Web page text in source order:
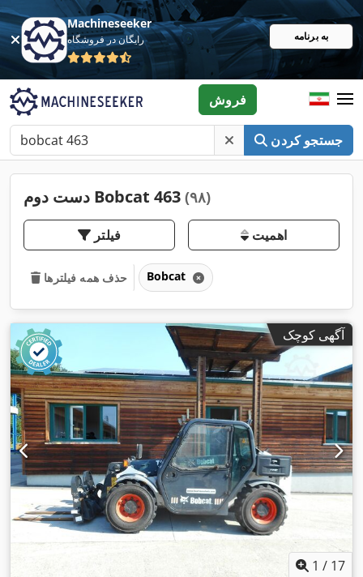
Machineseeker
رایگان در فروشگاه به برنامه
جستجو کردن
فروش
دست دوم Bobcat 463 (۹۸)
فیلتر اهمیت
حذف همه فیلترها Bobcat
آگهی کوچک
1 / 17